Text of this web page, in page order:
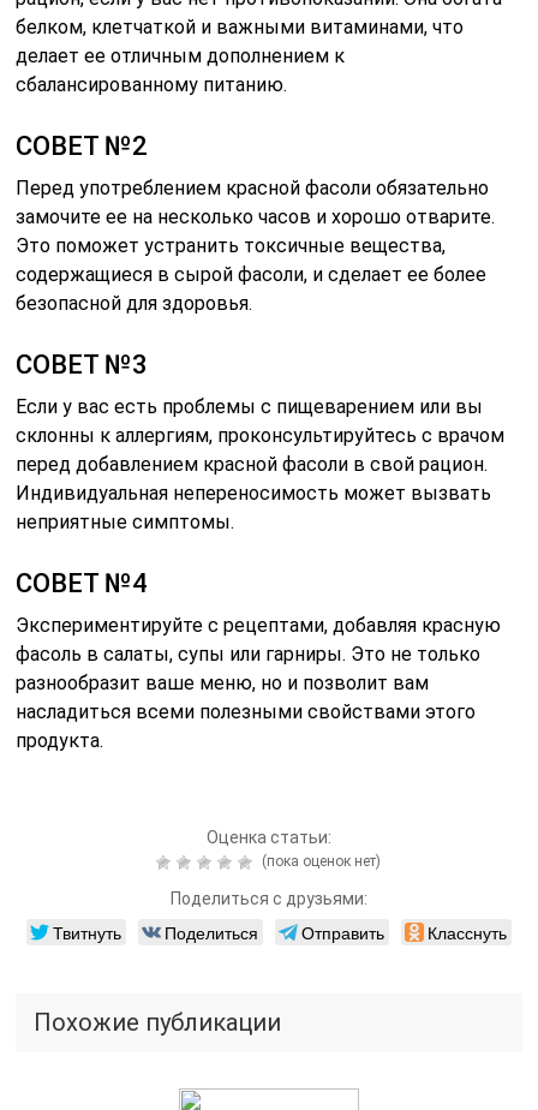
белком, клетчаткой и важными витаминами, что
делает ее отличным дополнением к
сбалансированному питанию.
СОВЕТ №2
Перед употреблением красной фасоли обязательно
замочите ее на несколько часов и хорошо отварите.
Это поможет устранить токсичные вещества,
содержащиеся в сырой фасоли, и сделает ее более
безопасной для здоровья.
СОВЕТ №3
Если у вас есть проблемы с пищеварением или вы
склонны к аллергиям, проконсультируйтесь с врачом
перед добавлением красной фасоли в свой рацион.
Индивидуальная непереносимость может вызвать
неприятные симптомы.
СОВЕТ №4
Экспериментируйте с рецептами, добавляя красную
фасоль в салаты, супы или гарниры. Это не только
разнообразит ваше меню, но и позволит вам
насладиться всеми полезными свойствами этого
продукта.
Оценка статьи:
(пока оценок нет)
Поделиться с друзьями:
Твитнуть Поделиться Отправить Класснуть
Похожие публикации